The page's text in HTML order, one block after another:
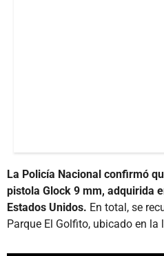
La Policía Nacional confirmó
pistola Glock 9 mm, adquirida
Estados Unidos. En total, se
Parque El Golfito, ubicado en